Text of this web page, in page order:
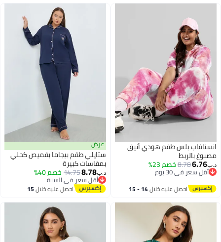
انستافاب بلس طقم هودي أنيق
مصبوغ بالربط
د.ب‏6.76
8.78خصم 23%
أقل سعر في 30 يوم
أقل سعر في 30 يوم
احصل عليه خلال 14 - 15
عرض
ستايلي طقم بيجاما بقميص كحلي
بمقاسات كبيرة
د.ب‏8.78
14.75خصم 40%
أقل سعر في السنة
أقل سعر في السنة
احصل عليه خلال15